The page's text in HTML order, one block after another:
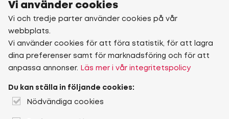
Vi använder cookies
Vi och tredje parter använder cookies på vår
webbplats.
Vi använder cookies för att föra statistik, för att lagra
dina preferenser samt för marknadsföring och för att
anpassa annonser.
Läs mer i vår integritetspolicy
Du kan ställa in följande cookies:
Nödvändiga cookies